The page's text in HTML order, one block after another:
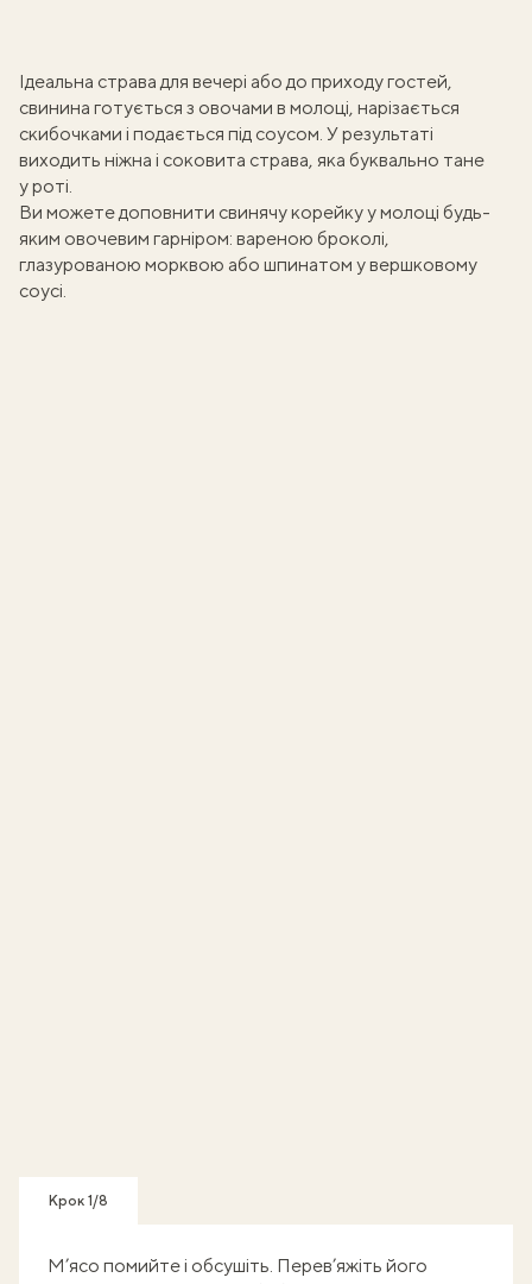
Ідеальна страва для вечері або до приходу гостей,
свинина готується з овочами в молоці, нарізається
скибочками і подається під соусом. У результаті
виходить ніжна і соковита страва, яка буквально тане
у роті.
Ви можете доповнити свинячу корейку у молоці будь-
яким овочевим гарніром: вареною броколі,
глазурованою морквою або шпинатом у вершковому
соусі.
Крок 1/8
М’ясо помийте і обсушіть. Перев’яжіть його